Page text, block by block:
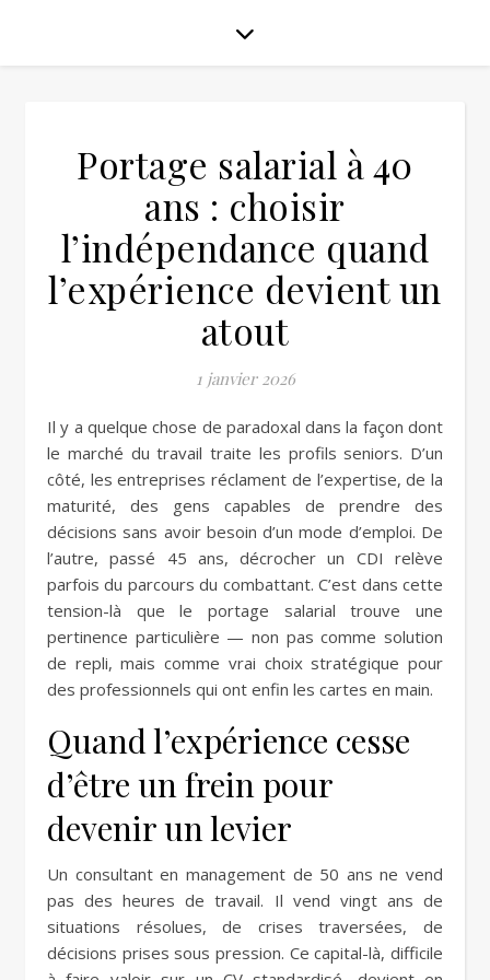
Portage salarial à 40
ans : choisir
l’indépendance quand
l’expérience devient un
atout
1 janvier 2026
Il y a quelque chose de paradoxal dans la façon dont
le marché du travail traite les profils seniors. D’un
côté, les entreprises réclament de l’expertise, de la
maturité, des gens capables de prendre des
décisions sans avoir besoin d’un mode d’emploi. De
l’autre, passé 45 ans, décrocher un CDI relève
parfois du parcours du combattant. C’est dans cette
tension-là que le portage salarial trouve une
pertinence particulière — non pas comme solution
de repli, mais comme vrai choix stratégique pour
des professionnels qui ont enfin les cartes en main.
Quand l’expérience cesse
d’être un frein pour
devenir un levier
Un consultant en management de 50 ans ne vend
pas des heures de travail. Il vend vingt ans de
situations résolues, de crises traversées, de
décisions prises sous pression. Ce capital-là, difficile